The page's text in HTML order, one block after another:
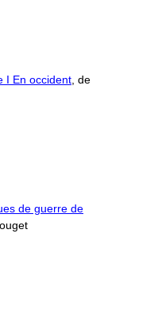
I En occident , de
de guerre de